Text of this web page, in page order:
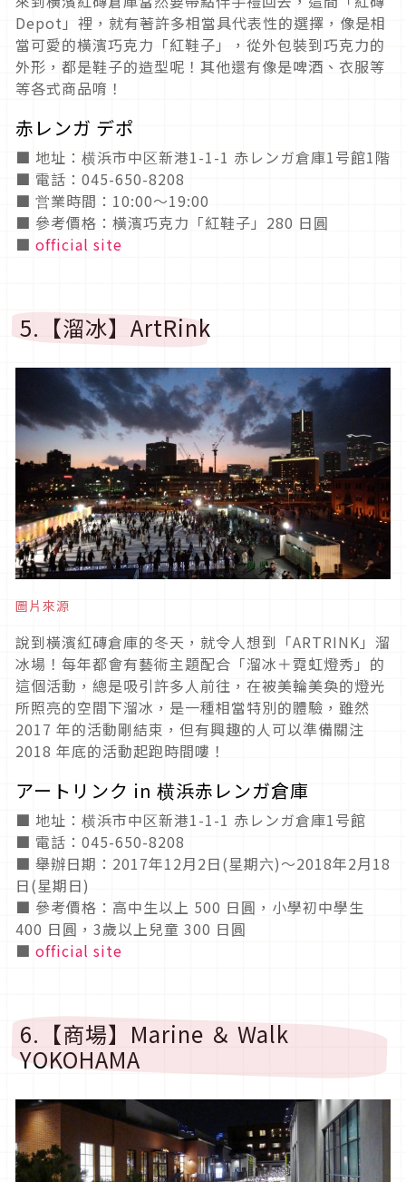
Depot」裡，就有著許多相當具代表性的選擇，像是相
當可愛的橫濱巧克力「紅鞋子」，從外包裝到巧克力的
外形，都是鞋子的造型呢！其他還有像是啤酒、衣服等
等各式商品唷！
赤レンガ デポ
■ 地址：横浜市中区新港1-1-1 赤レンガ倉庫1号館1階
■ 電話：045-650-8208
■ 営業時間：10:00〜19:00
■ 參考價格：橫濱巧克力「紅鞋子」280 日圓
■ official site
5.【溜冰】ArtRink
圖片來源
說到橫濱紅磚倉庫的冬天，就令人想到「ARTRINK」溜
冰場！每年都會有藝術主題配合「溜冰＋霓虹燈秀」的
這個活動，總是吸引許多人前往，在被美輪美奐的燈光
所照亮的空間下溜冰，是一種相當特別的體驗，雖然
2017 年的活動剛結束，但有興趣的人可以準備關注
2018 年底的活動起跑時間嘍！
アートリンク in 横浜赤レンガ倉庫
■ 地址：横浜市中区新港1-1-1 赤レンガ倉庫1号館
■ 電話：045-650-8208
■ 舉辦日期：2017年12月2日(星期六)～2018年2月18
日(星期日)
■ 參考價格：高中生以上 500 日圓，小學初中學生
400 日圓，3歲以上兒童 300 日圓
■ official site
6.【商場】Marine ＆ Walk
YOKOHAMA